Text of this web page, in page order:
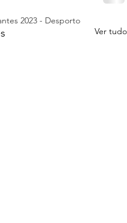
2023 - Desporto
Ver tudo